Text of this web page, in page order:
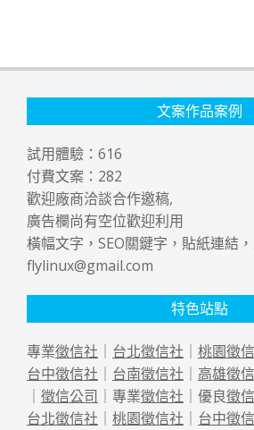
文案作品案例
試用體驗： 616
付費文案： 282
歡迎廠商洽談合作邀稿,
廣告欄尚有空位歡迎利用
橫幅文字，SEO關鍵字，貼紙連結，
flylinux@gmail.com
特色站點
專業徵信社 台北徵信社 桃園徵
台中徵信社
台南徵信社 高雄徵
徵信公司 ｜專業徵信社 ｜優良徵
台北徵信社
桃園徵信社 台中徵